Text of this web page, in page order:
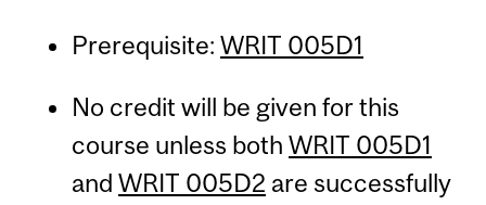
Prerequisite: WRIT 005D1
No credit will be given for this
course unless both WRIT 005D1
and WRIT 005D2 are successfully